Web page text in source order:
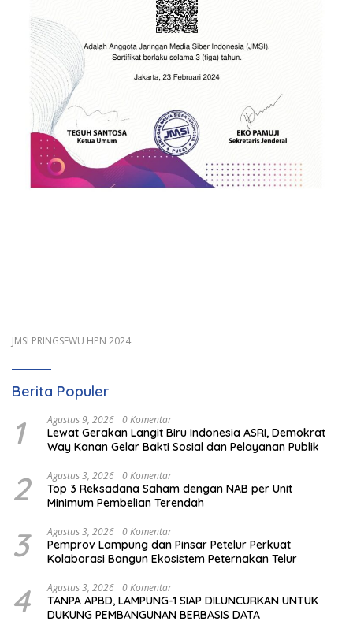
JMSI PRINGSEWU HPN 2024
Berita Populer
1 Agustus 9, 2026 0 Komentar
Lewat Gerakan Langit Biru Indonesia ASRI, Demokrat
Way Kanan Gelar Bakti Sosial dan Pelayanan Publik
2 Agustus 3, 2026 0 Komentar
Top 3 Reksadana Saham dengan NAB per Unit
Minimum Pembelian Terendah
3 Agustus 3, 2026 0 Komentar
Pemprov Lampung dan Pinsar Petelur Perkuat
Kolaborasi Bangun Ekosistem Peternakan Telur
4 Agustus 3, 2026 0 Komentar
TANPA APBD, LAMPUNG-1 SIAP DILUNCURKAN UNTUK
DUKUNG PEMBANGUNAN BERBASIS DATA